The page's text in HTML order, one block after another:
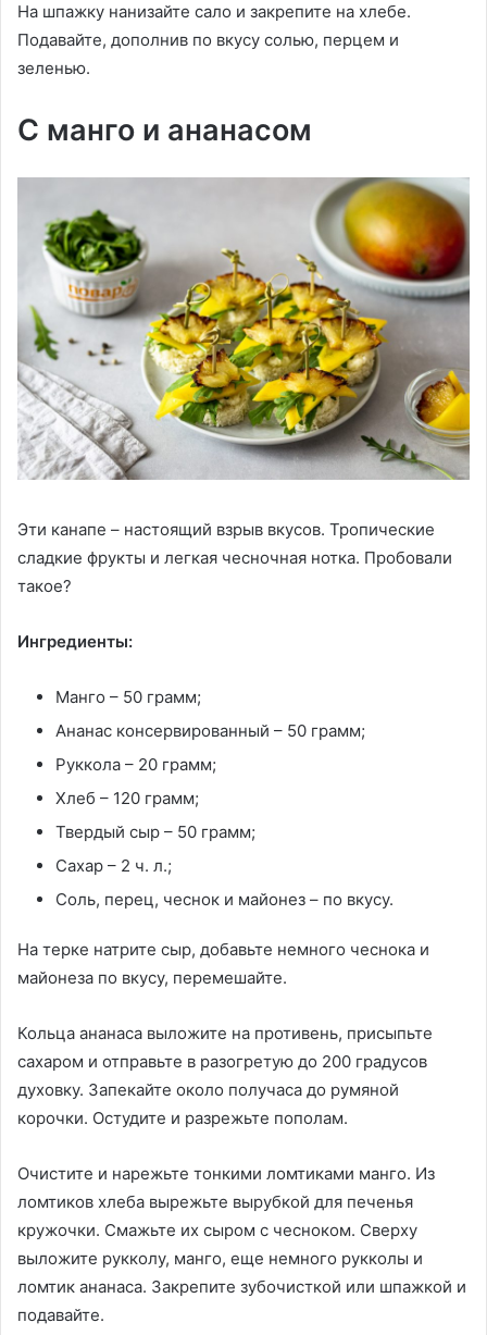
На шпажку нанизайте сало и закрепите на хлебе.
Подавайте, дополнив по вкусу солью, перцем и
зеленью.
С манго и ананасом
Эти канапе – настоящий взрыв вкусов. Тропические
сладкие фрукты и легкая чесночная нотка. Пробовали
такое?
Ингредиенты:
Манго – 50 грамм;
Ананас консервированный – 50 грамм;
Руккола – 20 грамм;
Хлеб – 120 грамм;
Твердый сыр – 50 грамм;
Сахар – 2 ч. л.;
Соль, перец, чеснок и майонез – по вкусу.
На терке натрите сыр, добавьте немного чеснока и
майонеза по вкусу, перемешайте.
Кольца ананаса выложите на противень, присыпьте
сахаром и отправьте в разогретую до 200 градусов
духовку. Запекайте около получаса до румяной
корочки. Остудите и разрежьте пополам.
Очистите и нарежьте тонкими ломтиками манго. Из
ломтиков хлеба вырежьте вырубкой для печенья
кружочки. Смажьте их сыром с чесноком. Сверху
выложите рукколу, манго, еще немного рукколы и
ломтик ананаса. Закрепите зубочисткой или шпажкой и
подавайте.